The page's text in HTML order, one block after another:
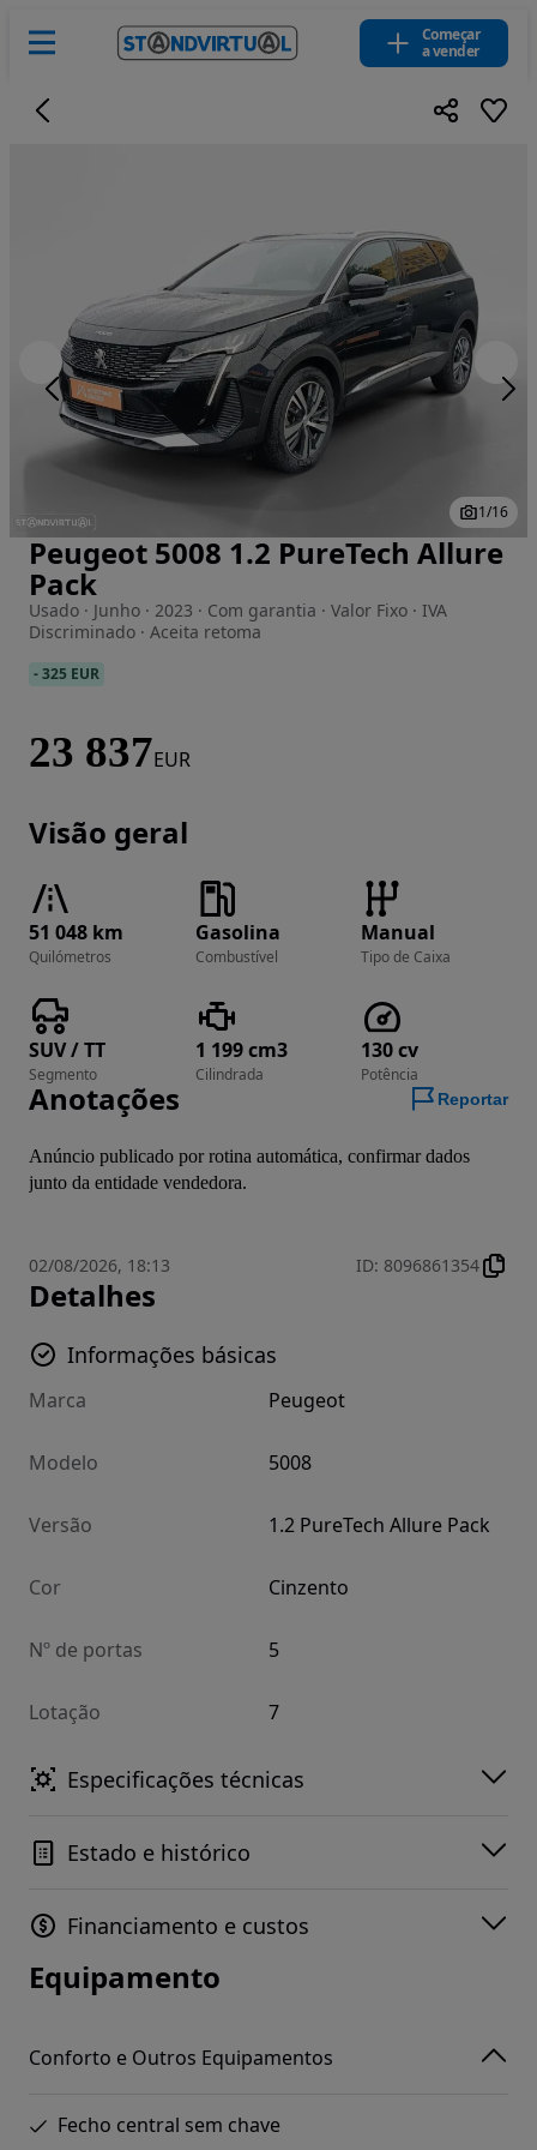
Começar
a vender
Imagem 1 de 16
1/16
Peugeot 5008 1.2 PureTech Allure
Pack
Usado · Junho · 2023 · Com garantia · Valor Fixo · IVA
Discriminado · Aceita retoma
-325 EUR
23 837EUR
Visão geral
51 048 km
Quilómetros
Gasolina
Combustível
Manual
Tipo de Caixa
SUV / TT
Segmento
1 199 cm3
Cilindrada
130 cv
Potência
Anotações Reportar
Anúncio publicado por rotina automática, confirmar dados
junto da entidade vendedora.
02/08/2026, 18:13 ID: 8096861354
Detalhes
Informações básicas
Marca Peugeot
Modelo 5008
Versão 1.2 PureTech Allure Pack
Cor Cinzento
Nº de portas 5
Lotação 7
Especificações técnicas
Estado e histórico
Financiamento e custos
Equipamento
Conforto e Outros Equipamentos
Fecho central sem chave